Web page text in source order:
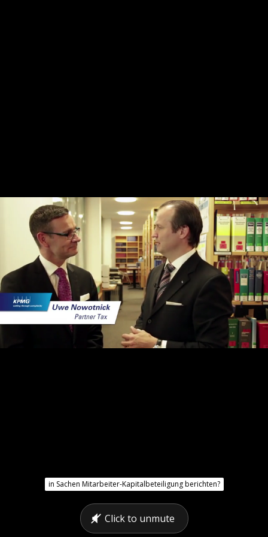
in Sachen Mitarbeiter-Kapitalbeteiligung berichten?
Click to unmute